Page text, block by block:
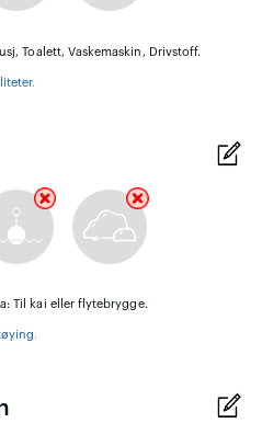
Toalett, Vaskemaskin, Drivstoff.
.
Til kai eller flytebrygge.
.